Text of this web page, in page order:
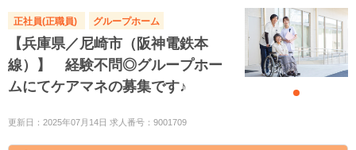
正社員(正職員) グループホーム
【兵庫県／尼崎市（阪神電鉄本
線）】 経験不問◎グループホー
ムにてケアマネの募集です♪
更新日：2025年07月14日 求人番号：9001709